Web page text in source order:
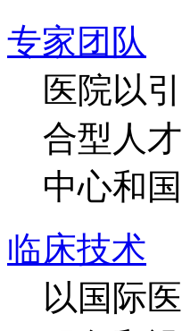
专家团队
医院以
合型人
中心和
临床技术
以国际